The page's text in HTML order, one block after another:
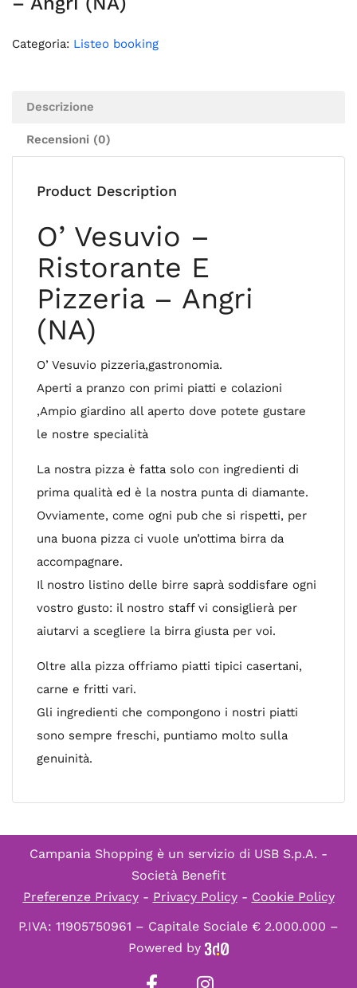
Categoria: Listeo booking
Descrizione
Recensioni (0)
Product Description
O’ Vesuvio –
Ristorante E
Pizzeria – Angri
(NA)
O’ Vesuvio pizzeria,gastronomia.
Aperti a pranzo con primi piatti e colazioni
,Ampio giardino all aperto dove potete gustare
le nostre specialità
La nostra pizza è fatta solo con ingredienti di
prima qualità ed è la nostra punta di diamante.
Ovviamente, come ogni pub che si rispetti, per
una buona pizza ci vuole un’ottima birra da
accompagnare.
Il nostro listino delle birre saprà soddisfare ogni
vostro gusto: il nostro staff vi consiglierà per
aiutarvi a scegliere la birra giusta per voi.
Oltre alla pizza offriamo piatti tipici casertani,
carne e fritti vari.
Gli ingredienti che compongono i nostri piatti
sono sempre freschi, puntiamo molto sulla
genuinità.
Campania Shopping è un servizio di USB S.p.A. -
Società Benefit
Preferenze Privacy- Privacy Policy- Cookie Policy
P.IVA: 11905750961 – Capitale Sociale € 2.000.000 –
Powered by